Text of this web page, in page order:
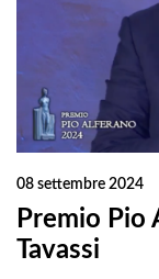
08 settembre 2024
Premio Pio
Tavassi